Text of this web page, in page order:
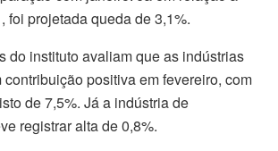
foi projetada queda de 3,1%.
do instituto avaliam que as indústrias
positiva em fevereiro, com
de 7,5%. Já a indústria de
registrar alta de 0,8%.